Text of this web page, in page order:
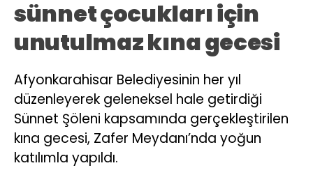
sünnet çocukları için
unutulmaz kına gecesi
Afyonkarahisar Belediyesinin her yıl
düzenleyerek geleneksel hale getirdiği
Sünnet Şöleni kapsamında gerçekleştirilen
kına gecesi, Zafer Meydanı’nda yoğun
katılımla yapıldı.